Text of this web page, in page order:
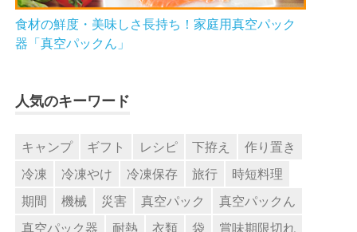
食材の鮮度・美味しさ長持ち！家庭用真空パック
器「真空パックん」
人気のキーワード
キャンプ ギフト レシピ 下拵え
作り置き
冷凍
冷凍やけ 冷凍保存 旅行
時短料理
期間
機械 災害 真空パック
真空パックん
真空パック器
耐熱 衣類 袋 賞味期限切れ